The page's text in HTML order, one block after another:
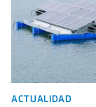
ACTUALIDAD